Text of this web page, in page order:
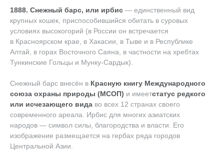
1888. Снежный барс, или ирбис — единственный вид
крупных кошек, приспособившийся обитать в суровых
условиях высокогорий (в России он встречается
в Красноярском крае, в Хакасии, в Тыве и в Республике
Алтай, в горах Восточного Саяна, в частности на хребтах
Тункинские Гольцы и Мунку-Сардык).
Снежный барс внесён в Красную книгу Международного
союза охраны природы (МСОП) и имеетстатус редкого
или исчезающего вида во всех 12 странах своего
современного ареала. Ирбис для многих азиатских
народов — символ силы, благородства и власти. Его
изображение размещается на гербах ряда городов
Центральной Азии.